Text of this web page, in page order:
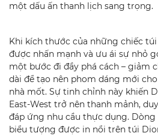
một dấu ấn thanh lịch sang trọng.
Khi kích thước của những chiếc
được nhấn mạnh và ưu ái sự nhỏ
một bước đi đầy phá cách – giảm
dài để tạo nên phom dáng mới
nhà mốt. Sự tinh chỉnh này khiến
East-West trở nên thanh mảnh,
đáp ứng nhu cầu thực dụng. Dòng
biểu tượng được in nổi trên túi